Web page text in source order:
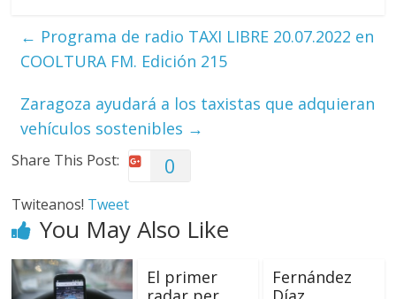
← Programa de radio TAXI LIBRE 20.07.2022 en
COOLTURA FM. Edición 215
Zaragoza ayudará a los taxistas que adquieran
vehículos sostenibles →
Share This Post: 0
Twiteanos! Tweet
You May Also Like
El primer
Fernández